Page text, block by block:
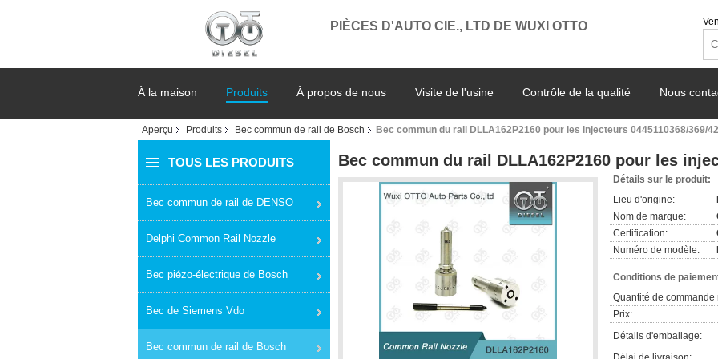
PIÈCES D'AUTO CIE., LTD DE WUXI OTTO
À la maison Produits À propos de nous Visite de l'usine Contrôle de la qualité Nous
Aperçu Produits Bec commun de rail de Bosch Bec commun du rail DLLA162P2160 pour les injecteurs 0445110368/369/
TOUS LES PRODUITS
Bec commun de rail de DENSO
Delphi Common Rail Nozzle
Bec piézo-électrique de Bosch
Bec de Siemens Vdo
Bec commun de rail de Bosch
Bec commun du rail DLLA162P2160 pour les
Détails sur le produit:
Lieu d'origine:
Nom de marque:
Certification:
Numéro de modèle:
Conditions de
Quantité de commande
Prix:
Détails d'emballage: